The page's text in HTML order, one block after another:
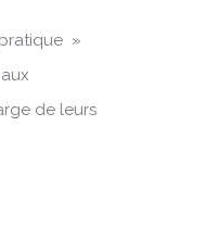
»
de leurs